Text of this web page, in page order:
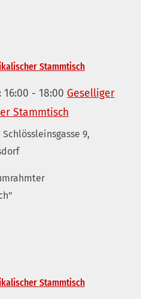
Stammtisch
16:00 - 18:00 Geselliger
Stammtisch
Schlössleinsgasse 9,
Stammtisch